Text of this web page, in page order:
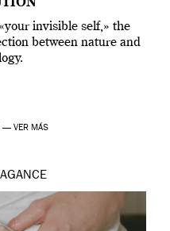
invisible self,» the
between nature and
— VER MÁS